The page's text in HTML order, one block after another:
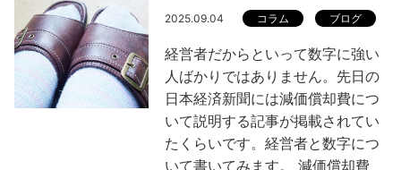
2025.09.04 コラム ブログ
経営者だからといって数字に強い
人ばかりではありません。先日の
日本経済新聞には減価償却費につ
いて説明する記事が掲載されてい
たくらいです。経営者と数字につ
いて書いてみます。 減価償却費